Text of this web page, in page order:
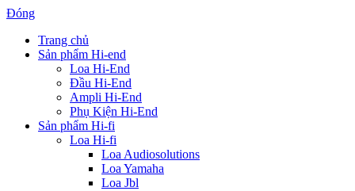
Đóng
Trang chủ
Sản phẩm Hi-end
Loa Hi-End
Đầu Hi-End
Ampli Hi-End
Phụ Kiện Hi-End
Sản phẩm Hi-fi
Loa Hi-fi
Loa Audiosolutions
Loa Yamaha
Loa Jbl